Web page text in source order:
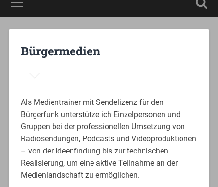
Bürgermedien
Als Medientrainer mit Sendelizenz für den
Bürgerfunk unterstütze ich Einzelpersonen und
Gruppen bei der professionellen Umsetzung von
Radiosendungen, Podcasts und Videoproduktionen
– von der Ideenfindung bis zur technischen
Realisierung, um eine aktive Teilnahme an der
Medienlandschaft zu ermöglichen.